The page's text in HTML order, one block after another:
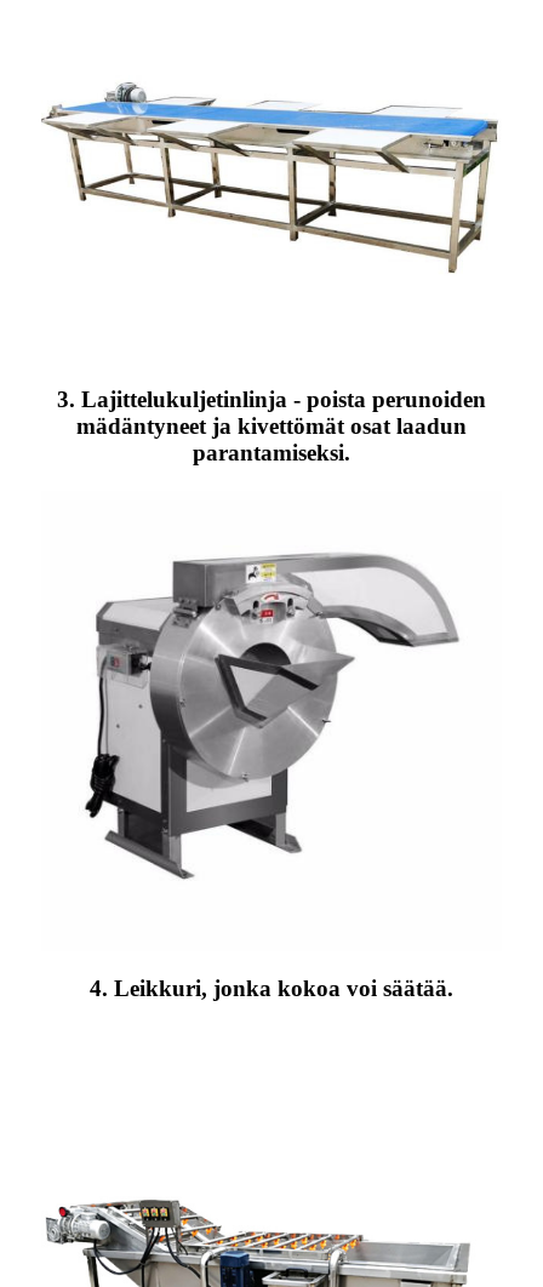
3. Lajittelukuljetinlinja - poista perunoiden
mädäntyneet ja kivettömät osat laadun
parantamiseksi.
4. Leikkuri, jonka kokoa voi säätää.